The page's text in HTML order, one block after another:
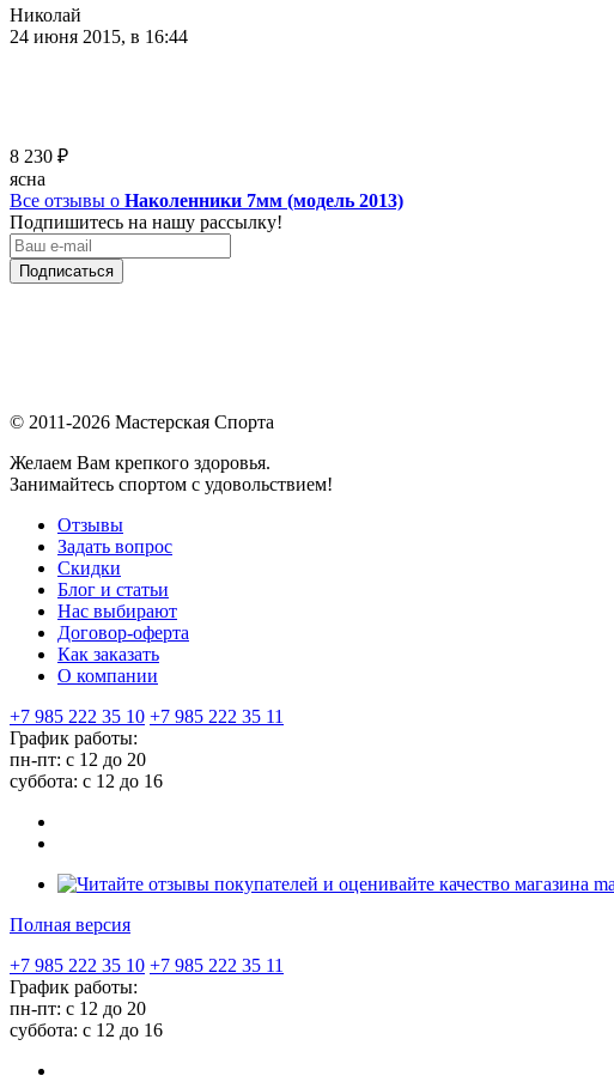
Николай
24 июня 2015, в 16:44
8 230 ₽
ясна
Все отзывы о Наколенники 7мм (модель 2013)
Подпишитесь на нашу рассылку!
Подписаться
© 2011-2026 Мастерская Спорта
Желаем Вам крепкого здоровья.
Занимайтесь спортом с удовольствием!
Отзывы
Задать вопрос
Скидки
Блог и статьи
Нас выбирают
Договор-оферта
Как заказать
О компании
+7 985 222 35 10 +7 985 222 35 11
График работы:
пн-пт: с 12 до 20
суббота: c 12 до 16
Полная версия
+7 985 222 35 10 +7 985 222 35 11
График работы:
пн-пт: с 12 до 20
суббота: c 12 до 16